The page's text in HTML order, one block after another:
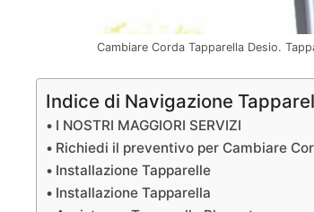
Cambiare Corda Tapparella Desio.
Indice di Navigazione
I NOSTRI MAGGIORI SERVIZI
Richiedi il preventivo per Cambiare
Installazione Tapparelle
Installazione Tapparella